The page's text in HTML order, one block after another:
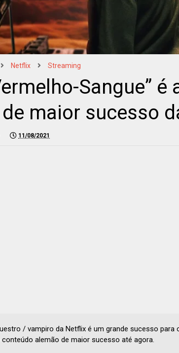
Netflix Streaming
Sangue” é
maior sucesso
11/08/2021
/ vampiro da Netflix é um grande sucesso para
alemão de maior sucesso até agora.